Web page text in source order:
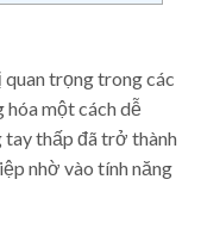
trọng trong các
hóa một cách dễ
tay thấp đã trở thành
nhờ vào tính năng